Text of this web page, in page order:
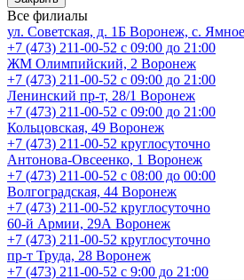
Все филиалы
ул. Советская, д. 1Б Воронеж, с. Ямное
+7 (473) 211-00-52 с 09:00 до 21:00
ЖМ Олимпийский, 2 Воронеж
+7 (473) 211-00-52 с 09:00 до 21:00
Ленинский пр-т, 28/1 Воронеж
+7 (473) 211-00-52 с 09:00 до 21:00
Кольцовская, 49 Воронеж
+7 (473) 211-00-52 круглосуточно
Антонова-Овсеенко, 1 Воронеж
+7 (473) 211-00-52 с 08:00 до 00:00
Волгоградская, 44 Воронеж
+7 (473) 211-00-52 круглосуточно
60-й Армии, 29А Воронеж
+7 (473) 211-00-52 круглосуточно
пр-т Труда, 28 Воронеж
+7 (473) 211-00-52 c 9:00 до 21:00